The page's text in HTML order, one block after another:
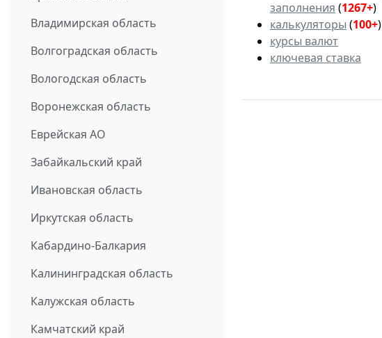
Владимирская область
Волгоградская область
Вологодская область
Воронежская область
Еврейская АО
Забайкальский край
Ивановская область
Иркутская область
Кабардино-Балкария
Калининградская область
Калужская область
Камчатский край
заполнения (1267+)
калькуляторы (100+)
курсы валют
ключевая ставка